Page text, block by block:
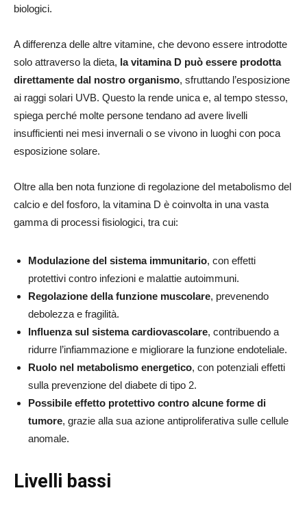
biologici.
A differenza delle altre vitamine, che devono essere introdotte
solo attraverso la dieta, la vitamina D può essere prodotta
direttamente dal nostro organismo, sfruttando l’esposizione
ai raggi solari UVB. Questo la rende unica e, al tempo stesso,
spiega perché molte persone tendano ad avere livelli
insufficienti nei mesi invernali o se vivono in luoghi con poca
esposizione solare.
Oltre alla ben nota funzione di regolazione del metabolismo del
calcio e del fosforo, la vitamina D è coinvolta in una vasta
gamma di processi fisiologici, tra cui:
Modulazione del sistema immunitario, con effetti
protettivi contro infezioni e malattie autoimmuni.
Regolazione della funzione muscolare, prevenendo
debolezza e fragilità.
Influenza sul sistema cardiovascolare, contribuendo a
ridurre l’infiammazione e migliorare la funzione endoteliale.
Ruolo nel metabolismo energetico, con potenziali effetti
sulla prevenzione del diabete di tipo 2.
Possibile effetto protettivo contro alcune forme di
tumore, grazie alla sua azione antiproliferativa sulle cellule
anomale.
Livelli bassi